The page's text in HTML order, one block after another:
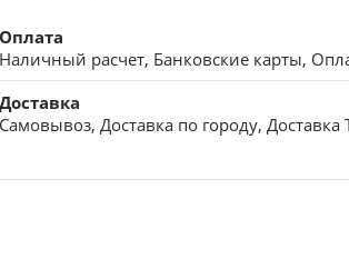
Оплата
Наличный расчет, Банковские карты,
Доставка
Самовывоз, Доставка по городу, Доставка